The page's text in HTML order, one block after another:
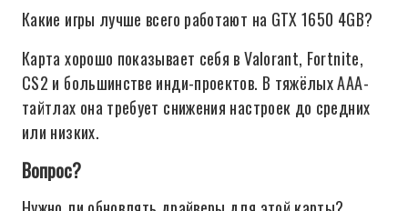
Какие игры лучше всего работают на GTX 1650 4GB?
Карта хорошо показывает себя в Valorant, Fortnite,
CS2 и большинстве инди-проектов. В тяжёлых AAA-
тайтлах она требует снижения настроек до средних
или низких.
Вопрос?